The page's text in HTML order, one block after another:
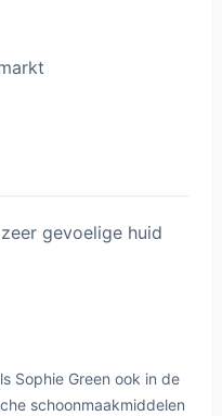
gevoelige huid
Sophie Green ook in de
schoonmaakmiddelen